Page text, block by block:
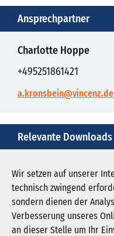
Wir setzen auf unserer
technisch zwingend
sondern dienen der
Verbesserung unseres
an dieser Stelle um Ihr
Ansprechpartner
Charlotte Hoppe
+495251861421
a.kronsbein@vincenz.de
Relevante Downloads
menschlich-und-
Download JPG (1.464 KB)